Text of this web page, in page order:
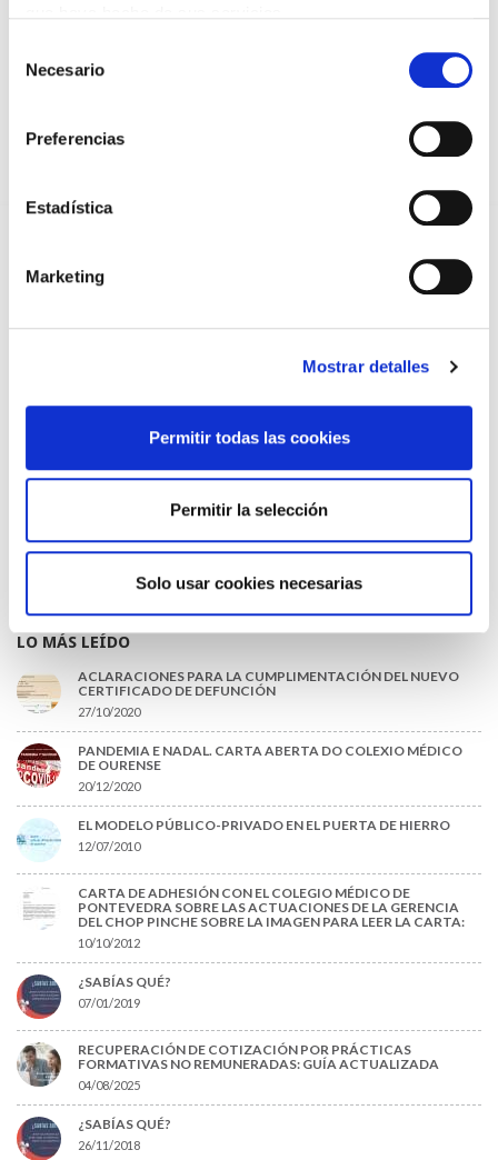
Necesario
Preferencias
Estadística
Marketing
Mostrar detalles
Permitir todas las cookies
Permitir la selección
Solo usar cookies necesarias
EL COLEGIO MÉDICO DE OURENSE CONVOCA EL I CERTAMEN
22/07/2026
13/07/2026
CONDICIONES DE LOS MÉDICOS QUE ATIENDEN A
MUTUALISTAS
URGENTES ANTE LA SITUACIÓN CRÍTICA DEL SERVICIO DE
INFORME SOBRE LA CONSOLIDACIÓN DE GRADO A LAS/LOS
COLEGIADAS/OS EN ACTIVO QUE HAN EJERCIDO O EJERCEN
03/07/2026
SOSTENIBILIDAD Y SISTEMA SANITARIO: UN COMPROMISO
DE PAÍS»
LO MÁS LEÍDO
ACLARACIONES PARA LA CUMPLIMENTACIÓN DEL NUEVO
CERTIFICADO DE DEFUNCIÓN
27/10/2020
PANDEMIA E NADAL. CARTA ABERTA DO COLEXIO MÉDICO
DE OURENSE
20/12/2020
EL MODELO PÚBLICO-PRIVADO EN EL PUERTA DE HIERRO
12/07/2010
CARTA DE ADHESIÓN CON EL COLEGIO MÉDICO DE
PONTEVEDRA SOBRE LAS ACTUACIONES DE LA GERENCIA
DEL CHOP PINCHE SOBRE LA IMAGEN PARA LEER LA CARTA:
10/10/2012
¿SABÍAS QUÉ?
07/01/2019
RECUPERACIÓN DE COTIZACIÓN POR PRÁCTICAS
FORMATIVAS NO REMUNERADAS: GUÍA ACTUALIZADA
04/08/2025
¿SABÍAS QUÉ?
26/11/2018